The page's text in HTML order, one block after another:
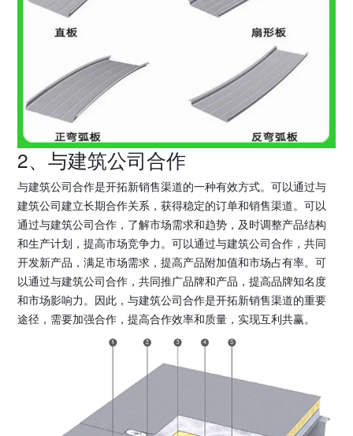
2、与建筑公司合作
与建筑公司合作是开拓新销售渠道的一种有效方式。可以通过与
建筑公司建立长期合作关系，获得稳定的订单和销售渠道。可以
通过与建筑公司合作，了解市场需求和趋势，及时调整产品结构
和生产计划，提高市场竞争力。可以通过与建筑公司合作，共同
开发新产品，满足市场需求，提高产品附加值和市场占有率。可
以通过与建筑公司合作，共同推广品牌和产品，提高品牌知名度
和市场影响力。因此，与建筑公司合作是开拓新销售渠道的重要
途径，需要加强合作，提高合作效率和质量，实现互利共赢。